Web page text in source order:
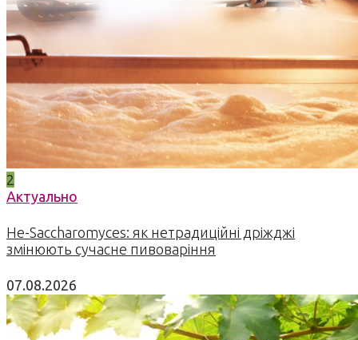
2
Актуально
Не-Saccharomyces: як нетрадиційні дріжджі
змінюють сучасне пивоваріння
07.08.2026